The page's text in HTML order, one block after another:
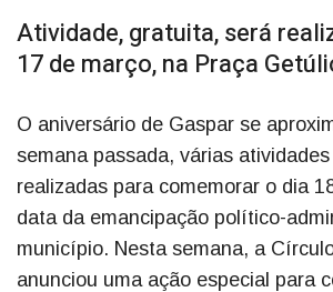
Atividade, gratuita, será
17 de março, na Praça
O aniversário de Gaspar se
semana passada, várias
realizadas para comemorar o dia
data da emancipação político-
município. Nesta semana, a
anunciou uma ação especial para